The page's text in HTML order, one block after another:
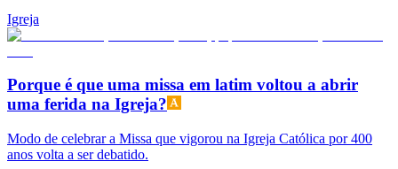
Igreja
Porque é que uma missa em latim voltou a abrir
uma ferida na Igreja?
Modo de celebrar a Missa que vigorou na Igreja Católica por 400
anos volta a ser debatido.